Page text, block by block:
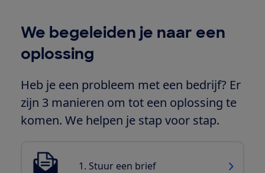
We begeleiden je naar een
oplossing
Heb je een probleem met een bedrijf? Er
zijn 3 manieren om tot een oplossing te
komen. We helpen je stap voor stap.
1. Stuur een brief